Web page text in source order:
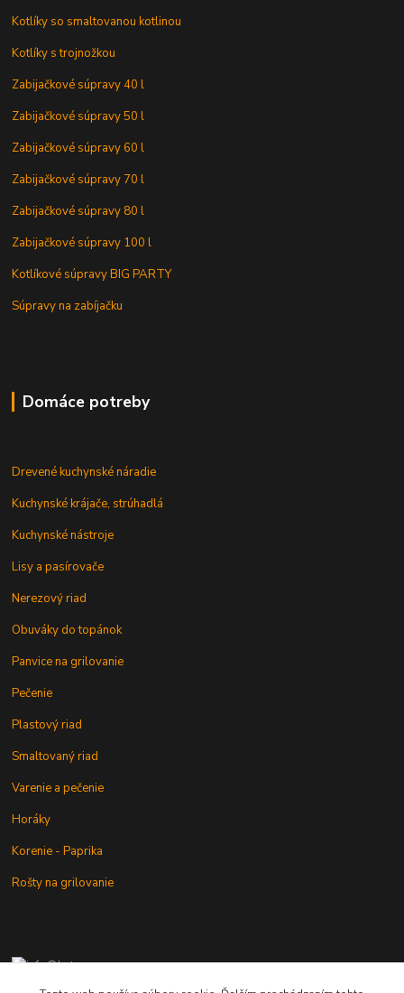
Kotlíky so smaltovanou kotlinou
Kotlíky s trojnožkou
Zabijačkové súpravy 40 l
Zabijačkové súpravy 50 l
Zabijačkové súpravy 60 l
Zabijačkové súpravy 70 l
Zabijačkové súpravy 80 l
Zabijačkové súpravy 100 l
Kotlíkové súpravy BIG PARTY
Súpravy na zabíjačku
Domáce potreby
Drevené kuchynské náradie
Kuchynské krájače, strúhadlá
Kuchynské nástroje
Lisy a pasírovače
Nerezový riad
Obuváky do topánok
Panvice na grilovanie
Pečenie
Plastový riad
Smaltovaný riad
Varenie a pečenie
Horáky
Korenie - Paprika
Rošty na grilovanie
+421 902 212 007
od 8:00 - do 16:00 hod